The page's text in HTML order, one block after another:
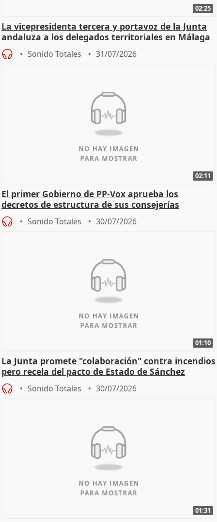
02:25
La vicepresidenta tercera y portavoz de la Junta
andaluza a los delegados territoriales en Málaga
Sonido Totales 31/07/2026
02:11
El primer Gobierno de PP-Vox aprueba los
decretos de estructura de sus consejerías
Sonido Totales 30/07/2026
01:10
La Junta promete "colaboración" contra incendios
pero recela del pacto de Estado de Sánchez
Sonido Totales 30/07/2026
01:31